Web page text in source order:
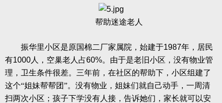
帮助迷途老人
振华里小区是原国棉二厂家属院，始建于1987年，居民
有1000人，空巢老人占60%。由于是老旧小区，没有物业管
理，卫生条件很差。三年前，在社区的帮助下，小区组建了
这个“姐妹帮帮团”。没有物业，姐妹们就自己动手，一周清
扫两次小区；孩子下学没有人接，告诉她们，家长就可以安